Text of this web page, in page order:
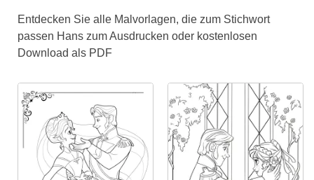
Entdecken Sie alle Malvorlagen, die zum Stichwort
passen Hans zum Ausdrucken oder kostenlosen
Download als PDF